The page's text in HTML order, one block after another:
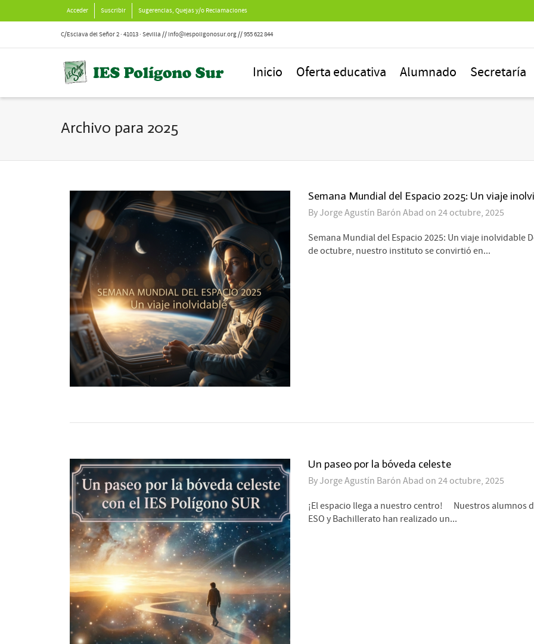
Acceder Suscribir Sugerencias, Quejas y/o Reclamaciones
C/Esclava del Señor 2 · 41013 · Sevilla // info@iespoligonosur.org // 955 622 844
Inicio Oferta educativa Alumnado Secretaría
Archivo para 2025
Semana Mundial del Espacio 2025: Un viaje
ByJorge Agustín Barón Abad on 24 octubre, 2025
Semana Mundial del Espacio 2025: Un viaje inolvidable
de octubre, nuestro instituto se convirtió en...
Un paseo por la bóveda celeste
ByJorge Agustín Barón Abad on 24 octubre, 2025
¡El espacio llega a nuestro centro! Nuestros alumnos
ESO y Bachillerato han realizado un...